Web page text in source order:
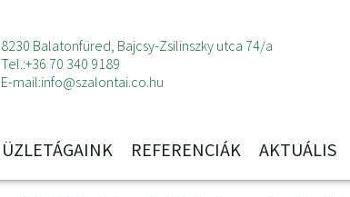
8230 Balatonfüred, Bajcsy-Zsilinszky utca 74/a
Tel.:+36 70 340 9189
E-mail:info@szalontai.co.hu
ÜZLETÁGAINK REFERENCIÁK AKTUÁLIS